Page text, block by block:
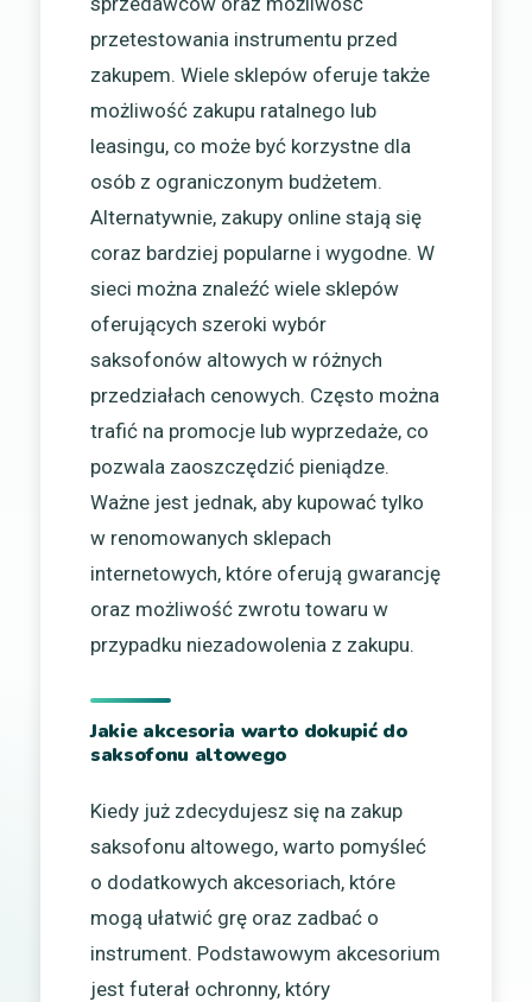
przetestowania instrumentu przed
zakupem. Wiele sklepów oferuje także
możliwość zakupu ratalnego lub
leasingu, co może być korzystne dla
osób z ograniczonym budżetem.
Alternatywnie, zakupy online stają się
coraz bardziej popularne i wygodne. W
sieci można znaleźć wiele sklepów
oferujących szeroki wybór
saksofonów altowych w różnych
przedziałach cenowych. Często można
trafić na promocje lub wyprzedaże, co
pozwala zaoszczędzić pieniądze.
Ważne jest jednak, aby kupować tylko
w renomowanych sklepach
internetowych, które oferują gwarancję
oraz możliwość zwrotu towaru w
przypadku niezadowolenia z zakupu.
Jakie akcesoria warto dokupić do
saksofonu altowego
Kiedy już zdecydujesz się na zakup
saksofonu altowego, warto pomyśleć
o dodatkowych akcesoriach, które
mogą ułatwić grę oraz zadbać o
instrument. Podstawowym akcesorium
jest futerał ochronny, który